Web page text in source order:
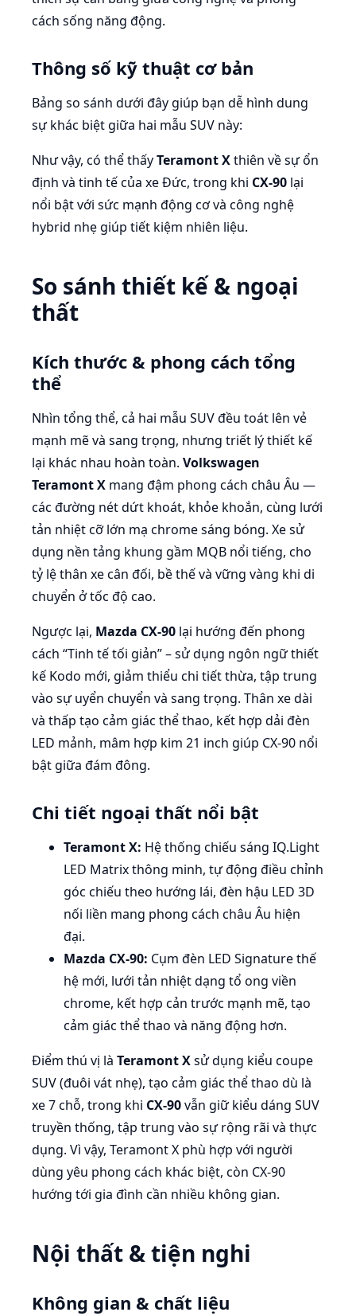
cách sống năng động.
Thông số kỹ thuật cơ bản
Bảng so sánh dưới đây giúp bạn dễ hình dung
sự khác biệt giữa hai mẫu SUV này:
Như vậy, có thể thấyTeramont Xthiên về sự ổn
định và tinh tế của xe Đức, trong khi CX-90 lại
nổi bật với sức mạnh động cơ và công nghệ
hybrid nhẹ giúp tiết kiệm nhiên liệu.
So sánh thiết kế & ngoại
thất
Kích thước & phong cách tổng
thể
Nhìn tổng thể, cả hai mẫu SUV đều toát lên vẻ
mạnh mẽ và sang trọng, nhưng triết lý thiết kế
lại khác nhau hoàn toàn. Volkswagen
Teramont X mang đậm phong cách châu Âu —
các đường nét dứt khoát, khỏe khoắn, cùng lưới
tản nhiệt cỡ lớn mạ chrome sáng bóng. Xe sử
dụng nền tảng khung gầm MQB nổi tiếng, cho
tỷ lệ thân xe cân đối, bề thế và vững vàng khi di
chuyển ở tốc độ cao.
Ngược lại, Mazda CX-90 lại hướng đến phong
cách “Tinh tế tối giản” – sử dụng ngôn ngữ thiết
kế Kodo mới, giảm thiểu chi tiết thừa, tập trung
vào sự uyển chuyển và sang trọng. Thân xe dài
và thấp tạo cảm giác thể thao, kết hợp dải đèn
LED mảnh, mâm hợp kim 21 inch giúp CX-90 nổi
bật giữa đám đông.
Chi tiết ngoại thất nổi bật
Teramont X: Hệ thống chiếu sáng IQ.Light
LED Matrix thông minh, tự động điều chỉnh
góc chiếu theo hướng lái, đèn hậu LED 3D
nối liền mang phong cách châu Âu hiện
đại.
Mazda CX-90: Cụm đèn LED Signature thế
hệ mới, lưới tản nhiệt dạng tổ ong viền
chrome, kết hợp cản trước mạnh mẽ, tạo
cảm giác thể thao và năng động hơn.
Điểm thú vị là Teramont Xsử dụng kiểu coupe
SUV (đuôi vát nhẹ), tạo cảm giác thể thao dù là
xe 7 chỗ, trong khi CX-90vẫn giữ kiểu dáng SUV
truyền thống, tập trung vào sự rộng rãi và thực
dụng. Vì vậy, Teramont X phù hợp với người
dùng yêu phong cách khác biệt, còn CX-90
hướng tới gia đình cần nhiều không gian.
Nội thất & tiện nghi
Không gian & chất liệu